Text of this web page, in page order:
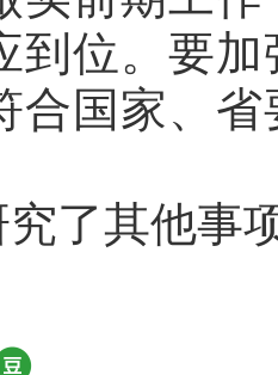
到位。要
合国家、
了其他事